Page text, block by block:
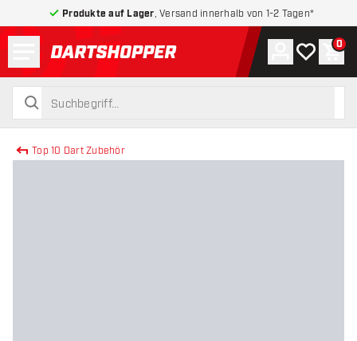
Produkte auf Lager , Versand innerhalb von 1-2 Tagen*
zurück zur Startseite
suchen
suchen
Konto
Meine 0
Top 10 Dart Zubehör